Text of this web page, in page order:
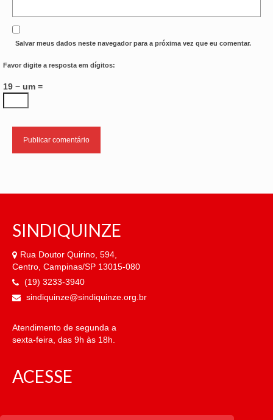
Salvar meus dados neste navegador para a próxima vez que eu comentar.
Favor digite a resposta em dígitos:
19 − um =
SINDIQUINZE
Rua Doutor Quirino, 594,
Centro, Campinas/SP 13015-080
(19) 3233-3940
sindiquinze@sindiquinze.org.br
Atendimento de segunda a
sexta-feira, das 9h às 18h.
ACESSE